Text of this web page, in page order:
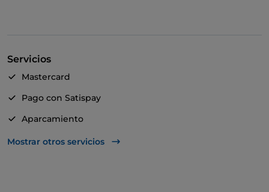
Servicios
Mastercard
Pago con Satispay
Aparcamiento
Mesas de exterior
Mostrar otros servicios